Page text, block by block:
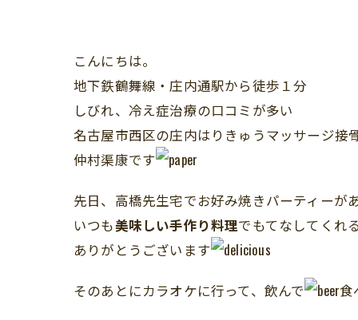
こんにちは。
地下鉄鶴舞線・庄内通駅から徒歩１分
しびれ、冷え症治療の口コミが多い
名古屋市西区の庄内はりきゅうマッサージ接骨
仲村渠康です
先日、高橋先生宅でお好み焼きパーティーが
いつも美味しい手作り料理でもてなしてくれ
ありがとうございます
そのあとにカラオケに行って、飲んで 食